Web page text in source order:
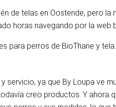
de telas en Oostende, pero
horas navegando por la web
para perros de BioThane y
servicio, ya que By Loupa ve
creo productos. Y